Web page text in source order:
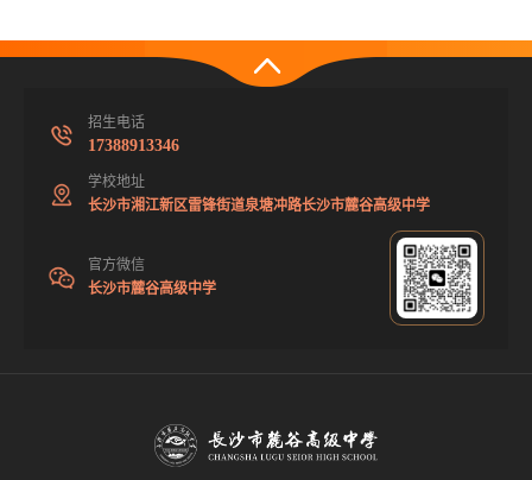
招生电话
17388913346
学校地址
长沙市湘江新区雷锋街道泉塘冲路长沙市麓谷高级中学
官方微信
长沙市麓谷高级中学